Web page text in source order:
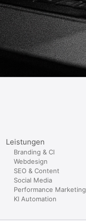
Leistungen
Branding & CI
Webdesign
SEO & Content
Social Media
Performance Marketing
KI Automation